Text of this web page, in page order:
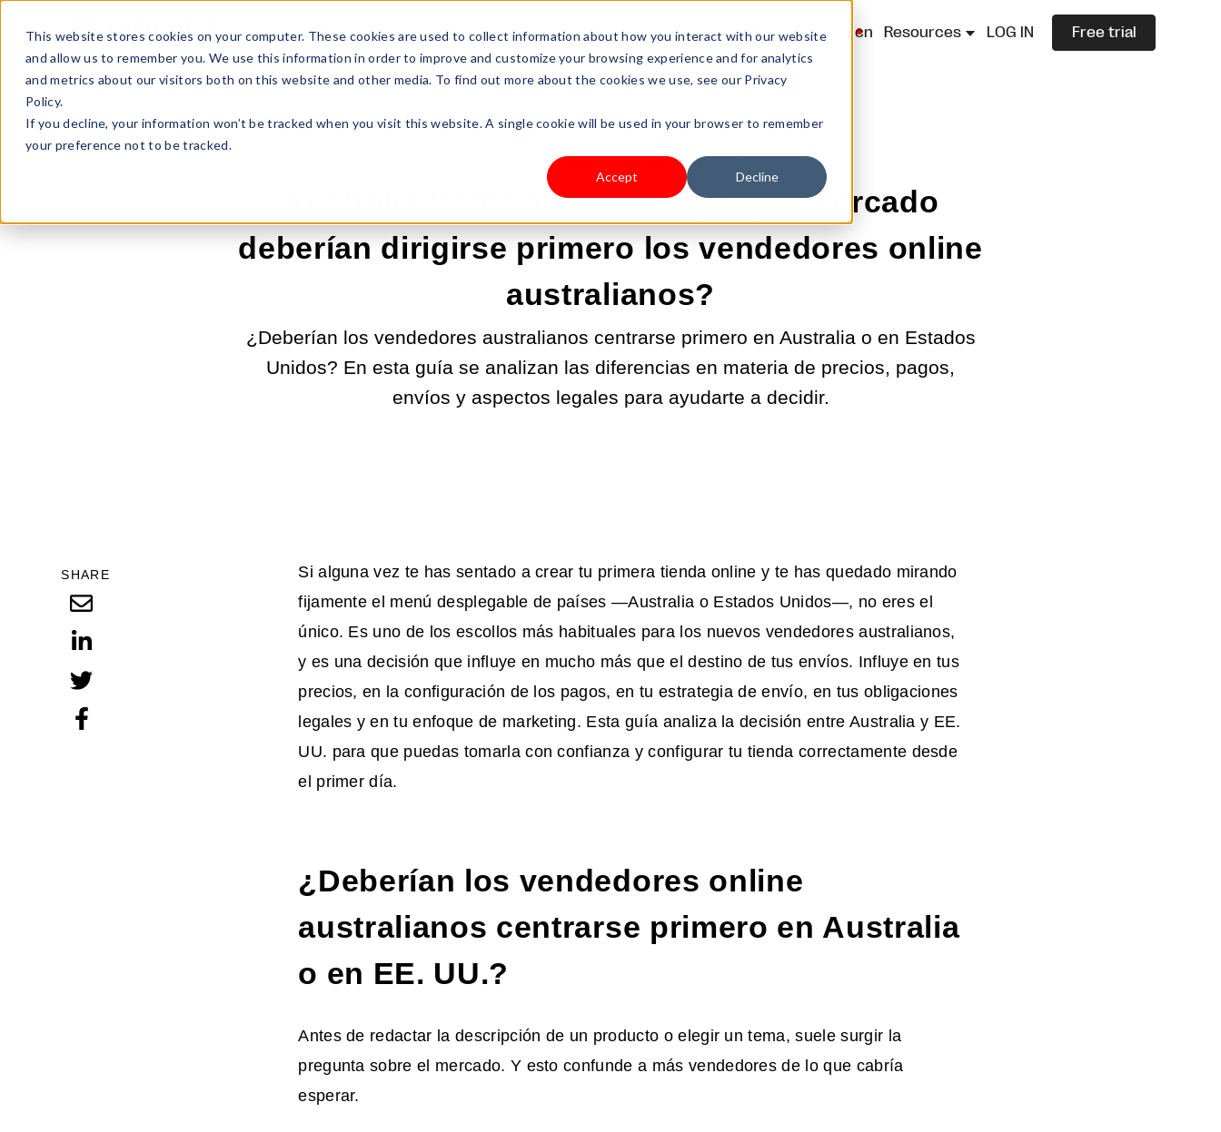
This website stores cookies on your computer. These cookies are used to collect information about how you interact with our website
and allow us to remember you. We use this information in order to improve and customize your browsing experience and for analytics
and metrics about our visitors both on this website and other media. To find out more about the cookies we use, see our Privacy
Policy.
If you decline, your information won’t be tracked when you visit this website. A single cookie will be used in your browser to remember
your preference not to be tracked.
Accept Decline
Sell Online Business Type Pricing Shoplazza.cn Resources LOG IN Free trial
12-JUN-2026 9:00:02 | CREAR UN NEGOCIO
Australia frente a EE. UU.: ¿A qué mercado
deberían dirigirse primero los vendedores online
australianos?
¿Deberían los vendedores australianos centrarse primero en Australia o en Estados
Unidos? En esta guía se analizan las diferencias en materia de precios, pagos,
envíos y aspectos legales para ayudarte a decidir.
SHARE
Si alguna vez te has sentado a crear tu primera tienda online y te has quedado mirando
fijamente el menú desplegable de países —Australia o Estados Unidos—, no eres el
único. Es uno de los escollos más habituales para los nuevos vendedores australianos,
y es una decisión que influye en mucho más que el destino de tus envíos. Influye en tus
precios, en la configuración de los pagos, en tu estrategia de envío, en tus obligaciones
legales y en tu enfoque de marketing. Esta guía analiza la decisión entre Australia y EE.
UU. para que puedas tomarla con confianza y configurar tu tienda correctamente desde
el primer día.
¿Deberían los vendedores online
australianos centrarse primero en Australia
o en EE. UU.?
Antes de redactar la descripción de un producto o elegir un tema, suele surgir la
pregunta sobre el mercado. Y esto confunde a más vendedores de lo que cabría
esperar.